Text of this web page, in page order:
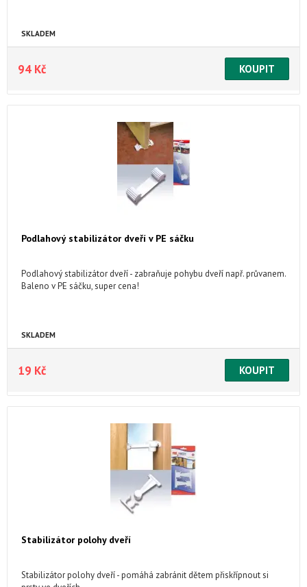
SKLADEM
94 Kč
Podlahový stabilizátor dveří v PE sáčku
Podlahový stabilizátor dveří - zabraňuje pohybu dveří např. průvanem.
Baleno v PE sáčku, super cena!
SKLADEM
19 Kč
Stabilizátor polohy dveří
Stabilizátor polohy dveří - pomáhá zabránit dětem přiskřípnout si